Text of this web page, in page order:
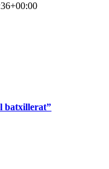
batxillerat”